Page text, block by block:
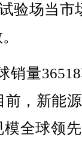
验场当市
量
前，新能
全球领